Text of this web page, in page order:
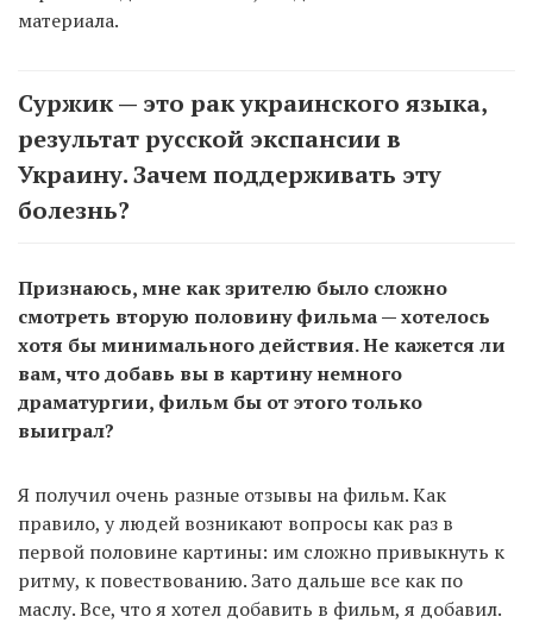
материала.
Суржик — это рак украинского языка,
результат русской экспансии в
Украину. Зачем поддерживать эту
болезнь?
Признаюсь, мне как зрителю было сложно
смотреть вторую половину фильма — хотелось
хотя бы минимального действия. Не кажется ли
вам, что добавь вы в картину немного
драматургии, фильм бы от этого только
выиграл?
Я получил очень разные отзывы на фильм. Как
правило, у людей возникают вопросы как раз в
первой половине картины: им сложно привыкнуть к
ритму, к повествованию. Зато дальше все как по
маслу. Все, что я хотел добавить в фильм, я добавил.